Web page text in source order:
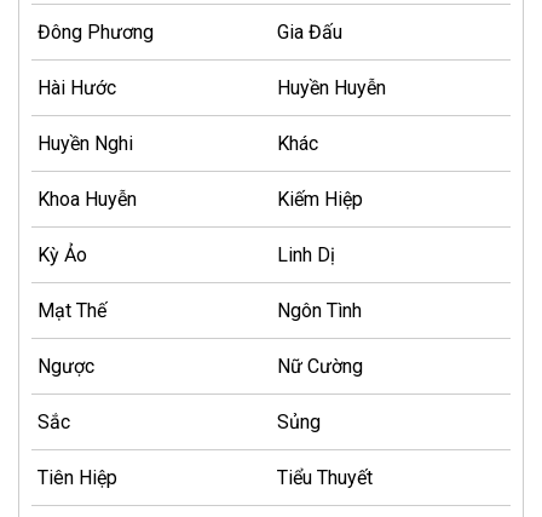
Đông Phương Gia Đấu
Hài Hước Huyền Huyễn
Huyền Nghi Khác
Khoa Huyễn Kiếm Hiệp
Kỳ Ảo Linh Dị
Mạt Thế Ngôn Tình
Ngược Nữ Cường
Sắc Sủng
Tiên Hiệp Tiểu Thuyết